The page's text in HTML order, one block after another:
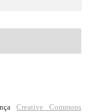
Creative Commons